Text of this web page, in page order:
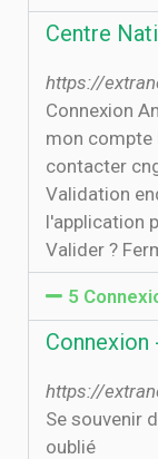
Centre
https://
Connexion
mon compte
contacter
Validation
l'application
Valider ?
5
Connexion
https://
Se souvenir
oublié